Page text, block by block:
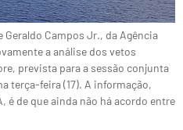
Geraldo Campos Jr., da Agência
a análise dos vetos
prevista para a sessão conjunta
terça-feira (17). A informação,
é de que ainda não há acordo entre